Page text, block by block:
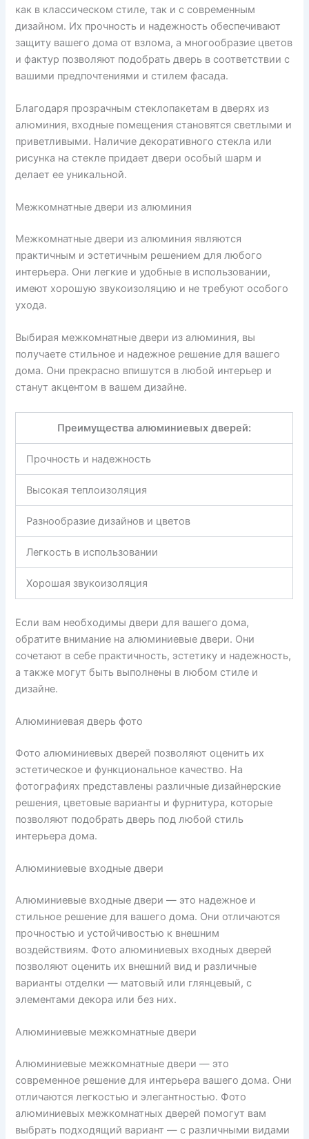
как в классическом стиле, так и с современным
дизайном. Их прочность и надежность обеспечивают
защиту вашего дома от взлома, а многообразие цветов
и фактур позволяют подобрать дверь в соответствии с
вашими предпочтениями и стилем фасада.
Благодаря прозрачным стеклопакетам в дверях из
алюминия, входные помещения становятся светлыми и
приветливыми. Наличие декоративного стекла или
рисунка на стекле придает двери особый шарм и
делает ее уникальной.
Межкомнатные двери из алюминия
Межкомнатные двери из алюминия являются
практичным и эстетичным решением для любого
интерьера. Они легкие и удобные в использовании,
имеют хорошую звукоизоляцию и не требуют особого
ухода.
Выбирая межкомнатные двери из алюминия, вы
получаете стильное и надежное решение для вашего
дома. Они прекрасно впишутся в любой интерьер и
станут акцентом в вашем дизайне.
Преимущества алюминиевых дверей:
Прочность и надежность
Высокая теплоизоляция
Разнообразие дизайнов и цветов
Легкость в использовании
Хорошая звукоизоляция
Если вам необходимы двери для вашего дома,
обратите внимание на алюминиевые двери. Они
сочетают в себе практичность, эстетику и надежность,
а также могут быть выполнены в любом стиле и
дизайне.
Алюминиевая дверь фото
Фото алюминиевых дверей позволяют оценить их
эстетическое и функциональное качество. На
фотографиях представлены различные дизайнерские
решения, цветовые варианты и фурнитура, которые
позволяют подобрать дверь под любой стиль
интерьера дома.
Алюминиевые входные двери
Алюминиевые входные двери — это надежное и
стильное решение для вашего дома. Они отличаются
прочностью и устойчивостью к внешним
воздействиям. Фото алюминиевых входных дверей
позволяют оценить их внешний вид и различные
варианты отделки — матовый или глянцевый, с
элементами декора или без них.
Алюминиевые межкомнатные двери
Алюминиевые межкомнатные двери — это
современное решение для интерьера вашего дома. Они
отличаются легкостью и элегантностью. Фото
алюминиевых межкомнатных дверей помогут вам
выбрать подходящий вариант — с различными видами